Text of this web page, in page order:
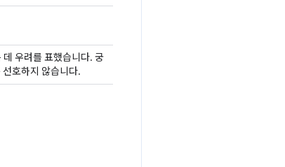
우려를 표했습니다. 궁
호하지 않습니다.